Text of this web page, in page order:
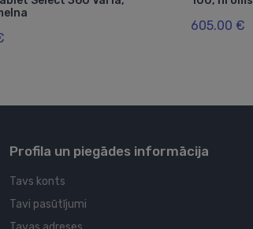
605.00 €
Profila un piegādes informācija
Tavs konts
Tavi pasūtījumi